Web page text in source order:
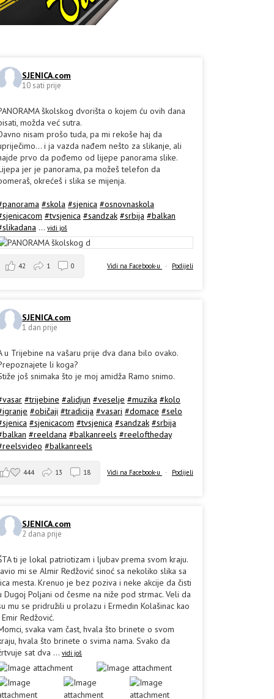
SJENICA.com
10 sati prije
školskog dvorišta o kojem ću ovih dana
možda već sutra.
nisam prošo tuda, pa mi rekoše haj da
i ja vazda nađem nešto za slikanje, ali
prvo da pođemo od lijepe panorama slike.
jer je panorama, pa možeš telefon da
okrećeš i slika se mijenja.
#skola #sjenica #osnovnaskola
#tvsjenica #sandzak #srbija #balkan
... vidi još
Vidi na Facebook-u · Podijeli
42 1 0
SJENICA.com
1 dan prije
u Trijebine na vašaru prije dva dana bilo ovako.
li koga?
još snimaka što je moj amidža Ramo snimo.
#trijebine #alidjun #veselje #muzika #kolo
#običaji #tradicija #vasari #domace #selo
#sjenicacom #tvsjenica #sandzak #srbija
#reeldana #balkanreels #reeloftheday
#balkanreels
Vidi na Facebook-u · Podijeli
444 13 18
SJENICA.com
2 dana prije
ti je lokal patriotizam i ljubav prema svom kraju.
mi se Almir Redžović sinoć sa nekoliko slika sa
mesta. Krenuo je bez poziva i neke akcije da čisti
Dugoj Poljani od česme na niže pod strmac. Veli da
mu se pridružili u prolazu i Ermedin Kolašinac kao
Redžović.
svaka vam čast, hvala što brinete o svom
hvala što brinete o svima nama. Svako da
sat dva ... vidi još